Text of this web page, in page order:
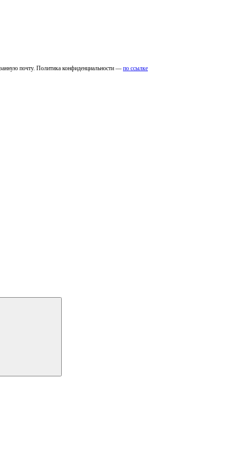
почту. Политика конфиденциальности — по ссылке